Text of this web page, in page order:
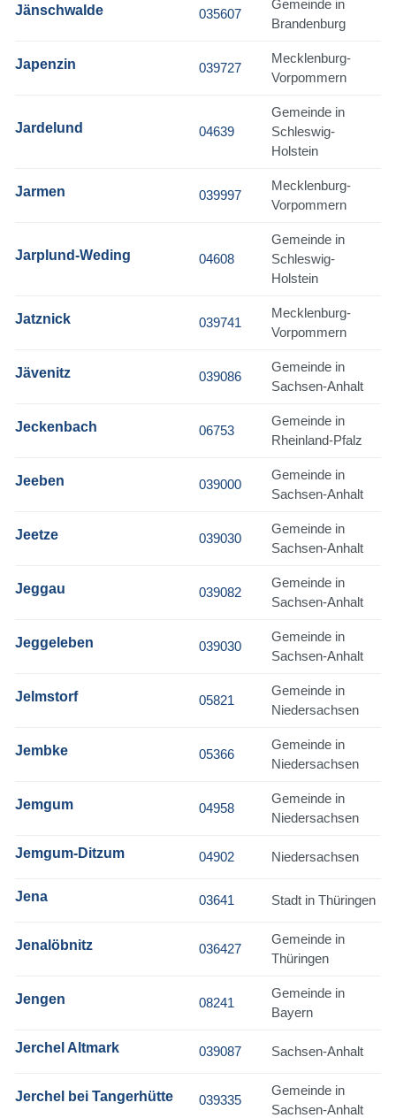
Jänschwalde 035607
Gemeinde in
Brandenburg
Japenzin 039727
Mecklenburg-
Vorpommern
Jardelund 04639
Gemeinde in
Schleswig-
Holstein
Jarmen 039997
Mecklenburg-
Vorpommern
Jarplund-Weding 04608
Gemeinde in
Schleswig-
Holstein
Jatznick 039741
Mecklenburg-
Vorpommern
Jävenitz 039086
Gemeinde in
Sachsen-Anhalt
Jeckenbach 06753
Gemeinde in
Rheinland-Pfalz
Jeeben 039000
Gemeinde in
Sachsen-Anhalt
Jeetze 039030
Gemeinde in
Sachsen-Anhalt
Jeggau 039082
Gemeinde in
Sachsen-Anhalt
Jeggeleben 039030
Gemeinde in
Sachsen-Anhalt
Jelmstorf 05821
Gemeinde in
Niedersachsen
Jembke 05366
Gemeinde in
Niedersachsen
Jemgum 04958
Gemeinde in
Niedersachsen
Jemgum-Ditzum 04902 Niedersachsen
Jena 03641 Stadt in Thüringen
Jenalöbnitz 036427
Gemeinde in
Thüringen
Jengen 08241
Gemeinde in
Bayern
Jerchel Altmark 039087 Sachsen-Anhalt
Jerchel bei Tangerhütte 039335
Gemeinde in
Sachsen-Anhalt